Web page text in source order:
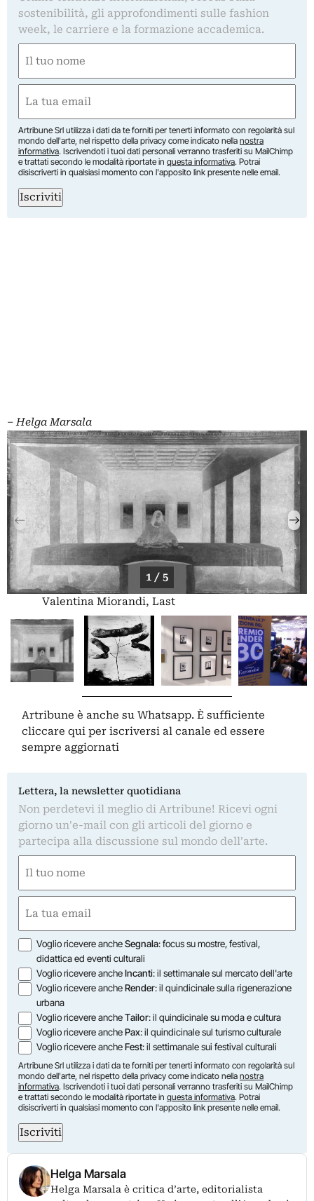
sostenibilità, gli approfondimenti sulle fashion
week, le carriere e la formazione accademica.
(Required)
First
(Required)
Artribune Srl utilizza i dati da te forniti per tenerti informato con regolarità sul
mondo dell'arte, nel rispetto della privacy come indicato nella nostra
informativa. Iscrivendoti i tuoi dati personali verranno trasferiti su MailChimp
e trattati secondo le modalità riportate in questa informativa. Potrai
disiscriverti in qualsiasi momento con l'apposito link presente nelle email.
Iscriviti
– Helga Marsala
1 / 5
Valentina Miorandi, Last
Artribune è anche su Whatsapp. È sufficiente
cliccare qui per iscriversi al canale ed essere
sempre aggiornati
Lettera, la newsletter quotidiana
Non perdetevi il meglio di Artribune! Ricevi ogni
giorno un'e-mail con gli articoli del giorno e
partecipa alla discussione sul mondo dell'arte.
(Required)
First
(Required)
Opzioni
Voglio ricevere ancheSegnala: focus su mostre, festival,
didattica ed eventi culturali
Voglio ricevere ancheIncanti: il settimanale sul mercato dell'arte
Voglio ricevere ancheRender: il quindicinale sulla rigenerazione
urbana
Voglio ricevere ancheTailor: il quindicinale su moda e cultura
Voglio ricevere anchePax: il quindicinale sul turismo culturale
Voglio ricevere ancheFest: il settimanale sui festival culturali
Artribune Srl utilizza i dati da te forniti per tenerti informato con regolarità sul
mondo dell'arte, nel rispetto della privacy come indicato nella nostra
informativa. Iscrivendoti i tuoi dati personali verranno trasferiti su MailChimp
e trattati secondo le modalità riportate in questa informativa. Potrai
disiscriverti in qualsiasi momento con l'apposito link presente nelle email.
Iscriviti
Helga Marsala
Helga Marsala è critica d’arte, editorialista